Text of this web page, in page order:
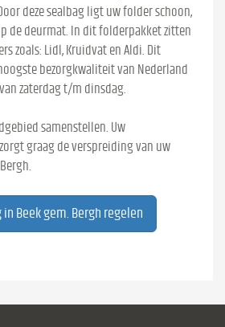
deze sealbag ligt uw folder schoon,
de deurmat. In dit folderpakket zitten
zoals: Lidl, Kruidvat en Aldi. Dit
bezorgkwaliteit van Nederland
zaterdag t/m dinsdag.
samenstellen. Uw
graag de verspreiding van uw
Beek gem. Bergh regelen